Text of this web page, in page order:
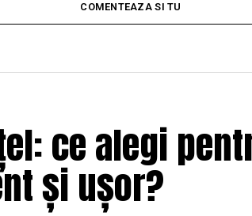
COMENTEAZA SI TU
ce alegi
și ușor?